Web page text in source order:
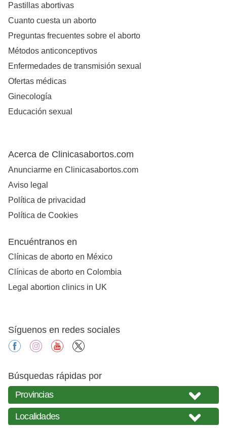
Pastillas abortivas
Cuanto cuesta un aborto
Preguntas frecuentes sobre el aborto
Métodos anticonceptivos
Enfermedades de transmisión sexual
Ofertas médicas
Ginecología
Educación sexual
Acerca de Clinicasabortos.com
Anunciarme en Clinicasabortos.com
Aviso legal
Política de privacidad
Política de Cookies
Encuéntranos en
Clínicas de aborto en México
Clínicas de aborto en Colombia
Legal abortion clinics in UK
Síguenos en redes sociales
facebookinstagramyoutube
Búsquedas rápidas por